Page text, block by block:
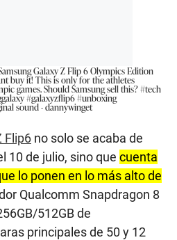
Galaxy Z Flip 6 Olympics Edition
buy it! This is only for the athletes
games. Should Samsung sell this?#tech
#galaxyzflip6#unboxing
sound - dannywinget
Flip6 no solo se acaba de
10 de julio, sino que cuenta
lo ponen en lo más alto de
Qualcomm Snapdragon 8
512GB de
principales de 50 y 12